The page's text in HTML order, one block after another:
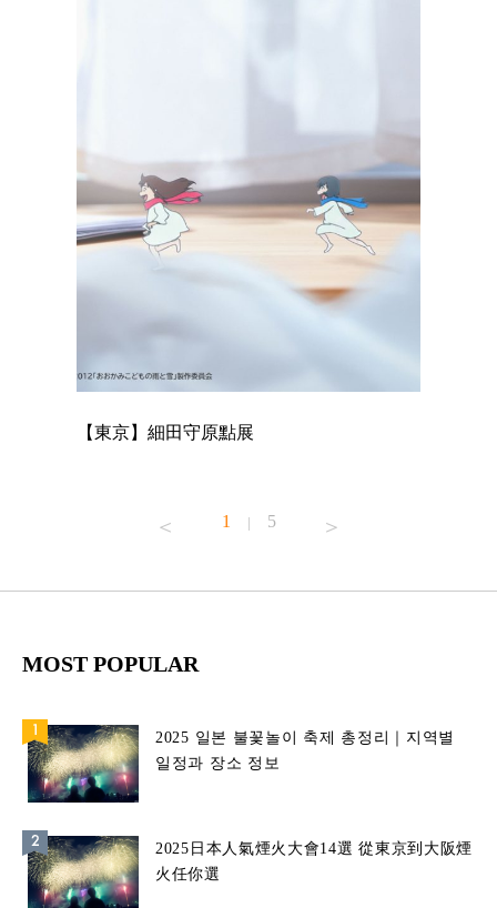
【東京】細田守原點展
1 | 5
MOST POPULAR
2025 일본 불꽃놀이 축제 총정리｜지역별
일정과 장소 정보
2025日本人氣煙火大會14選 從東京到大阪煙
火任你選